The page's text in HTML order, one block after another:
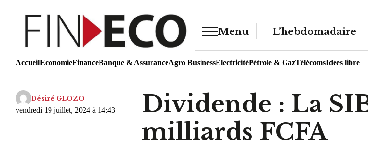
Menu L’hebdomadaire
AccueilEconomieFinanceBanque & AssuranceAgro BusinessElectricitéPétrole & GazTélécomsIdées libre
Désiré GLOZO
vendredi 19 juillet, 2024 à 14:43
Dividende : La
milliards FCFA